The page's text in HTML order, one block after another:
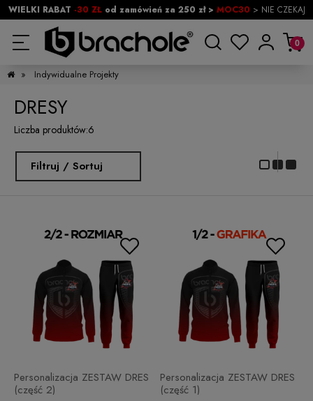
WIELKI RABAT -30 ZŁod zamówień za 250 zł > MOC30 > NIE CZEKAJ
» Indywidualne Projekty
DRESY
Liczba produktów:6
Filtruj / Sortuj
Personalizacja ZESTAW DRES
(część 2)
Personalizacja ZESTAW DRES
(część 1)